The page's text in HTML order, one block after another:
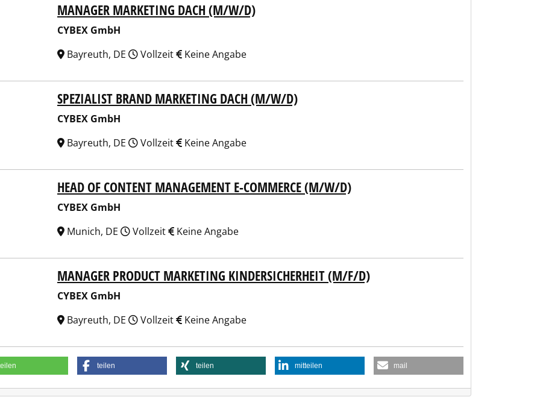
MANAGER MARKETING DACH (M/W/D)
CYBEX GmbH
Bayreuth, DE
Vollzeit Keine Angabe
SPEZIALIST BRAND MARKETING DACH (M/W/D)
CYBEX GmbH
Bayreuth, DE
Vollzeit Keine Angabe
HEAD OF CONTENT MANAGEMENT E-COMMERCE (M/W/D)
CYBEX GmbH
Munich, DE
Vollzeit Keine Angabe
MANAGER PRODUCT MARKETING KINDERSICHERHEIT (M/F/D)
CYBEX GmbH
Bayreuth, DE
Vollzeit Keine Angabe
teilen teilen mitteilen mail